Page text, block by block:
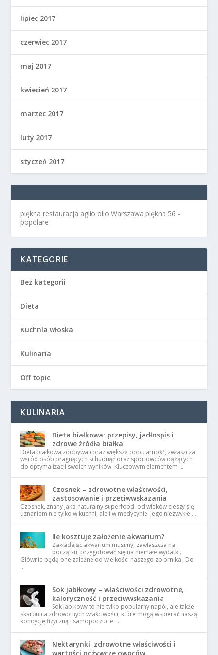
lipiec 2017
czerwiec 2017
maj 2017
kwiecień 2017
marzec 2017
luty 2017
styczeń 2017
piękna restauracja aglio olio Warszawa piękna 56 -
popolare
KATEGORIE
Bez kategorii
Dieta
Kuchnia włoska
Kulinaria
Off topic
KULINARIA
Dieta białkowa: przepisy, jadłospis i
zdrowe źródła białka
Dieta białkowa zdobywa coraz większą popularność, zwłaszcza
wśród osób pragnących schudnąć oraz sportowców dążących
do optymalizacji swoich wyników. Kluczowym elementem …
Czosnek – zdrowotne właściwości,
zastosowanie i przeciwwskazania
Czosnek, znany jako naturalny superfood, od wieków cieszy się
uznaniem nie tylko w kuchni, ale i w medycynie. Jego niezwykłe …
Ile kosztuje założenie akwarium?
Zakładając akwarium musimy, zawłaszcza na
początku, przygotować się na niemałe wydatki.
Głównie będą one zależne od wielkości naszego zbiornika., Do
…
Sok jabłkowy – właściwości zdrowotne,
kaloryczność i przeciwwskazania
Sok jabłkowy to nie tylko popularny napój, ale także
skarbnica zdrowotnych właściwości, które mogą wspierać naszą
kondycję fizyczną i samopoczucie. …
Nektarynki: zdrowotne właściwości i
wartości odżywcze owoców